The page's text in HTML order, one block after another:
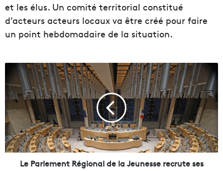
et les élus. Un comité territorial constitué
d’acteurs acteurs locaux va être créé pour faire
un point hebdomadaire de la situation.
P
a
r
l
m
e
Le Parlement Régional de la Jeunesse recrute ses